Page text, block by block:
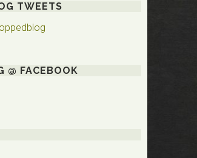
TWEETS
@ FACEBOOK